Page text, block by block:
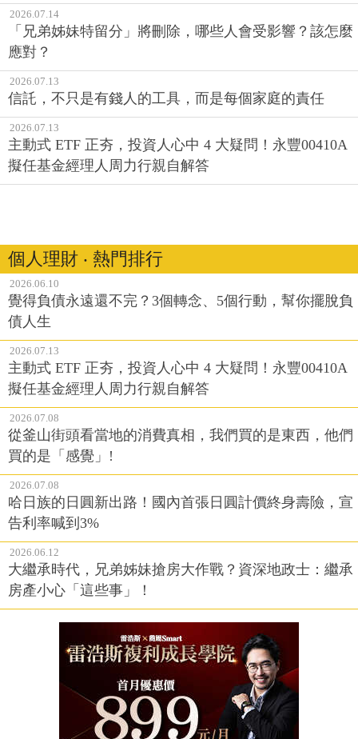
2026.07.14
「兄弟姊妹特留分」將刪除，哪些人會受影響？該怎麼
應對？
2026.07.13
信託，不只是有錢人的工具，而是每個家庭的責任
2026.07.13
主動式 ETF 正夯，投資人心中 4 大疑問！永豐00410A
擬任基金經理人周力行親自解答
個人理財 ‧ 熱門排行
2026.06.10
覺得負債永遠還不完？3個轉念、5個行動，幫你擺脫負
債人生
2026.07.13
主動式 ETF 正夯，投資人心中 4 大疑問！永豐00410A
擬任基金經理人周力行親自解答
2026.07.08
從釜山街頭看當地的消費真相，我們買的是東西，他們
買的是「感覺」!
2026.07.08
哈日族的日圓新出路！國內首張日圓計價終身壽險，宣
告利率喊到3%
2026.06.12
大繼承時代，兄弟姊妹搶房大作戰？資深地政士：繼承
房產小心「這些事」！